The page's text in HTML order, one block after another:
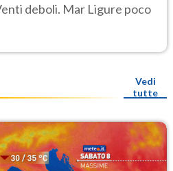
deboli. Mar Ligure poco
Vedi
tutte